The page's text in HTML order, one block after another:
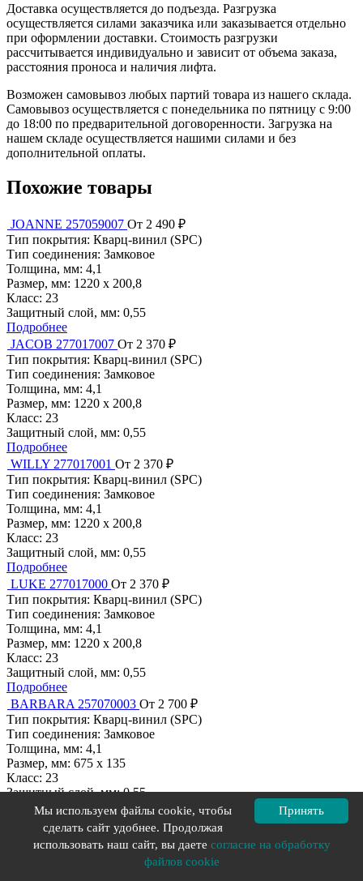
Доставка осуществляется до подъезда. Разгрузка
осуществляется силами заказчика или заказывается отдельно
при оформлении доставки. Стоимость разгрузки
рассчитывается индивидуально и зависит от объема заказа,
расстояния проноса и наличия лифта.
Возможен самовывоз любых партий товара из нашего склада.
Самовывоз осуществляется с понедельника по пятницу с 9:00
до 18:00 по предварительной договоренности. Загрузка на
нашем складе осуществляется нашими силами и без
дополнительной оплаты.
Похожие товары
JOANNE 257059007 От 2 490 ₽
Тип покрытия: Кварц-винил (SPC)
Тип соединения: Замковое
Толщина, мм: 4,1
Размер, мм: 1220 x 200,8
Класс: 23
Защитный слой, мм: 0,55
Подробнее
JACOB 277017007 От 2 370 ₽
Тип покрытия: Кварц-винил (SPC)
Тип соединения: Замковое
Толщина, мм: 4,1
Размер, мм: 1220 x 200,8
Класс: 23
Защитный слой, мм: 0,55
Подробнее
WILLY 277017001 От 2 370 ₽
Тип покрытия: Кварц-винил (SPC)
Тип соединения: Замковое
Толщина, мм: 4,1
Размер, мм: 1220 x 200,8
Класс: 23
Защитный слой, мм: 0,55
Подробнее
LUKE 277017000 От 2 370 ₽
Тип покрытия: Кварц-винил (SPC)
Тип соединения: Замковое
Толщина, мм: 4,1
Размер, мм: 1220 x 200,8
Класс: 23
Защитный слой, мм: 0,55
Подробнее
BARBARA 257070003 От 2 700 ₽
Тип покрытия: Кварц-винил (SPC)
Тип соединения: Замковое
Толщина, мм: 4,1
Размер, мм: 675 x 135
Класс: 23
Защитный слой, мм: 0,55
Подробнее
DION 277017006От 2 370 ₽
Кварц-винил (SPC)
Принять
Мы используем файлы cookie, чтобы
сделать сайт удобнее. Продолжая
использовать наш сайт, вы даете согласие на обработку
файлов cookie